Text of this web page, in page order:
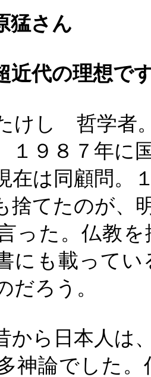
さん
近代の理想で
けし 哲学者
１９８７年に
在は同顧問。
てたのが、
った。仏教
にも載って
だろう。
ら日本人は
神論でした